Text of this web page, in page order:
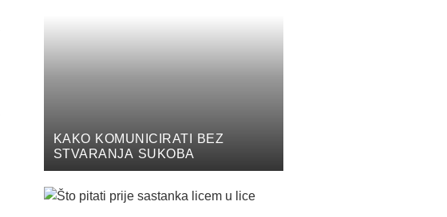
KAKO KOMUNICIRATI BEZ
STVARANJA SUKOBA